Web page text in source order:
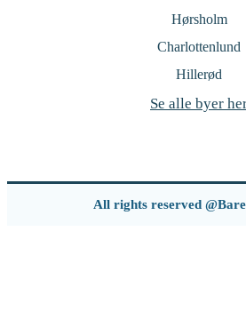
Hørsholm
Charlottenlund
Hillerød
Se alle byer
All rights reserved